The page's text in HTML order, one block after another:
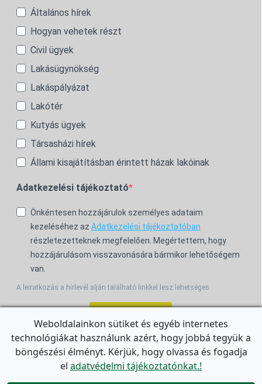
Általános hírek
Hogyan vehetek részt
Civil ügyek
Lakásügynökség
Lakáspályázat
Lakótér
Kutyás ügyek
Társasházi hírek
Állami kisajátításban érintett házak lakóinak
Adatkezelési tájékoztató
Önkéntesen hozzájárulok személyes adataim
kezeléséhez az Adatkezelési tájékoztatóban
részletezetteknek megfelelően. Megértettem, hogy
hozzájárulásom visszavonására bármikor lehetőségem
van.
A leiratkozás a hírlevél alján található linkkel lesz lehetséges.
For the English Newsletter, clickHERE.
Weboldalainkon sütiket és egyéb internetes
technológiákat használunk azért, hogy jobbá tegyük a
böngészési élményt. Kérjük, hogy olvassa és fogadja
el adatvédelmi tájékoztatónkat.!